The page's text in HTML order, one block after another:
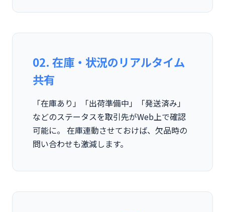
02. 在庫・状況のリアルタイム
共有
「在庫あり」「出荷準備中」「発送済み」
などのステータスを取引先がWeb上で確認
可能に。 在庫連動させておけば、欠品時の
問い合わせも激減します。